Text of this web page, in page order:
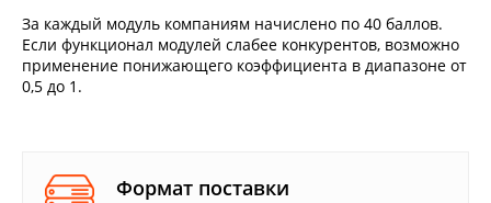
За каждый модуль компаниям начислено по 40 баллов.
Если функционал модулей слабее конкурентов, возможно
применение понижающего коэффициента в диапазоне от
0,5 до 1.
Формат поставки